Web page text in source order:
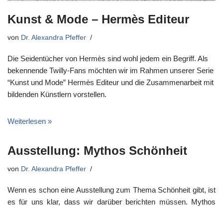
Kunst & Mode – Hermès Editeur
von Dr. Alexandra Pfeffer
Die Seidentücher von Hermès sind wohl jedem ein Begriff. Als
bekennende Twilly-Fans möchten wir im Rahmen unserer Serie
“Kunst und Mode” Hermès Editeur und die Zusammenarbeit mit
bildenden Künstlern vorstellen.
Weiterlesen »
Ausstellung: Mythos Schönheit
von Dr. Alexandra Pfeffer
Wenn es schon eine Ausstellung zum Thema Schönheit gibt, ist
es für uns klar, dass wir darüber berichten müssen. Mythos